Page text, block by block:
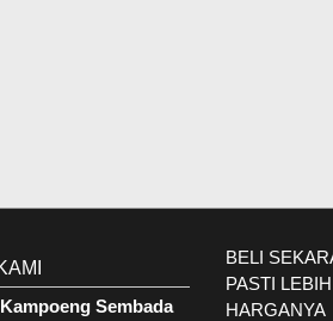
Sembada
BELI
PASTI
HARGANYA